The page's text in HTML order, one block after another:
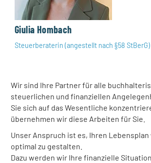
Giulia Hombach
Steuerberaterin (angestellt nach §58 StBerG)
Wir sind Ihre Partner für alle
steuerlichen und finanziellen
Sie sich auf das Wesentliche
übernehmen wir diese Arbeiten für Sie.
Unser Anspruch ist es, Ihren
optimal zu gestalten.
Dazu werden wir Ihre finanzielle